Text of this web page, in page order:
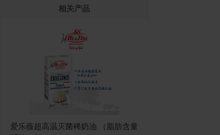
多焙乐金色薄片形巧克力制品
规格: 6盒×369克（486片） / 箱
相关产品
爱乐薇超高温灭菌稀奶油 （脂肪含量